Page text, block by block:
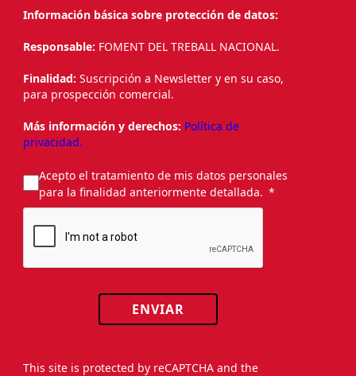
Información básica sobre protección de datos:
Responsable: FOMENT DEL TREBALL NACIONAL.
Finalidad: Suscripción a Newsletter y en su caso,
para prospección comercial.
Más información y derechos: Política de
privacidad.
Acepto el tratamiento de mis datos personales
para la finalidad anteriormente detallada.
ENVIAR
This site is protected by reCAPTCHA and the